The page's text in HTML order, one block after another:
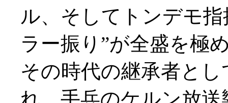
ル、そしてトンデモ
ラー振り”が全盛を極
その時代の継承者と
れ、手兵のケルン放